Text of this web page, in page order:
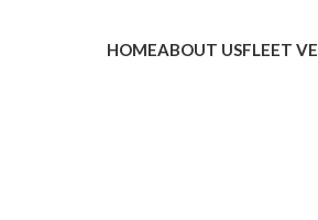
HOMEABOUT USFLEET